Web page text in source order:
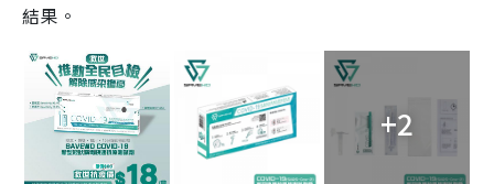
結果。
+2